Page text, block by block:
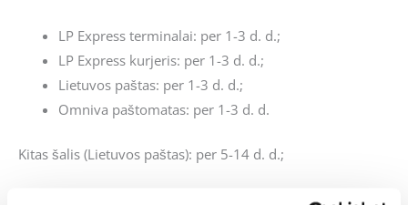
LP Express terminalai: per 1-3 d. d.;
LP Express kurjeris: per 1-3 d. d.;
Lietuvos paštas: per 1-3 d. d.;
Omniva paštomatas: per 1-3 d. d.
Kitas šalis (Lietuvos paštas): per 5-14 d. d.;